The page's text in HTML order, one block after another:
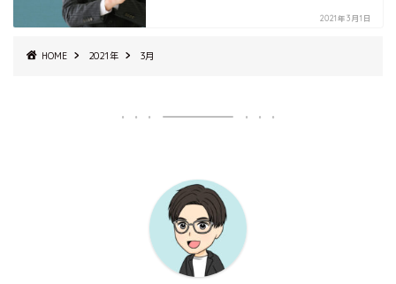
2021年3月1日
HOME 2021年 3月